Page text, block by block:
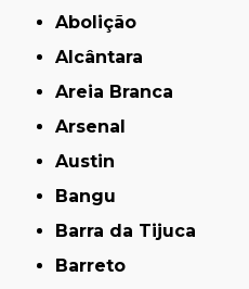
Abolição
Alcântara
Areia Branca
Arsenal
Austin
Bangu
Barra da Tijuca
Barreto